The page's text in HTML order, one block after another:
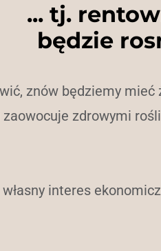
... tj.
będzie
znów będziemy
zdrowymi
interes